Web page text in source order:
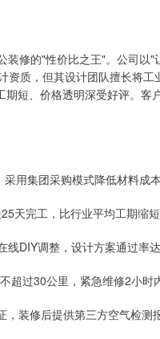
修的"性价比之王"。公司以
质，但其设计团队擅长将
短、价格透明深受好评。客
用集团采购模式降低材料成
天完工，比行业平均工期缩短
DIY调整，设计方案通过率达
过30公里，紧急维修2小时
装修后提供第三方空气检测报